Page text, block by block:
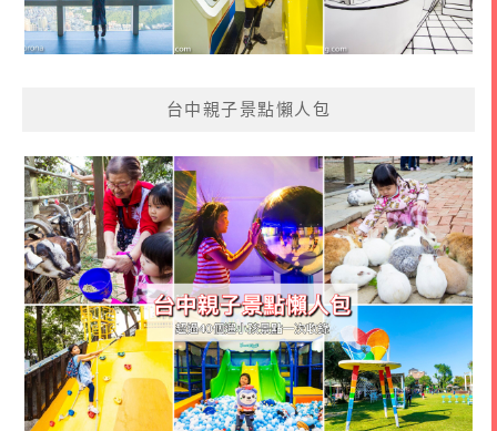
台中親子景點懶人包